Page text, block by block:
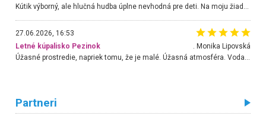
27.06.2026, 16:53
Letné kúpalisko Pezinok
. Monika Lipovská
Úžasné prostredie, napriek tomu, že je malé. Úžasná atmosféra. Voda fantastická a nádherná. Ľudí je pomerne veľa, ale su mili a ohľaduplní. Je veľmi zaujímavé sledovať, ako dokážu spolu športovať cudzí ľudia a bez ohľadu na vek. Vládne tu pohoda. Vnuka neviem dostať z vody. Ďakujem za krásny deň . Urcite sa sem vrátim. Jediný problém je s parkovaním, ale aj ten sa mi podarilo vyriešiť. Monika Bratislava
Partneri